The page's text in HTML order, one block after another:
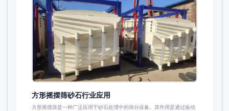
方形摇摆筛砂石行业应用
方形摇摆筛是一种广泛应用于砂石处理中的筛分设备。其作用是通过振动